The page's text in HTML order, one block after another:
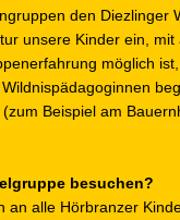
den Diezlinger
unsere Kinder ein,
möglich
Beispiel am
besuchen?
an alle Hörbranzer